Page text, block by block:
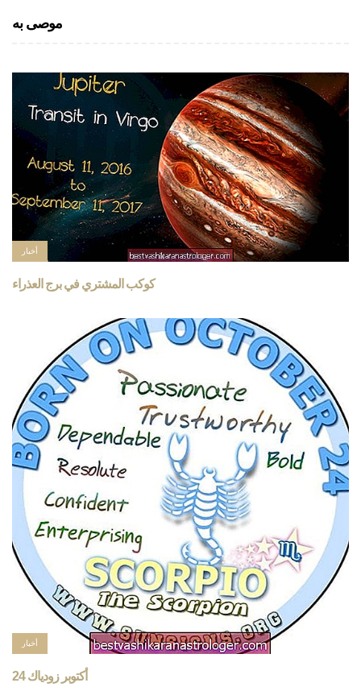
موصى به
أخبار
كوكب المشتري في برج العذراء
أخبار
24 أكتوبر زودياك